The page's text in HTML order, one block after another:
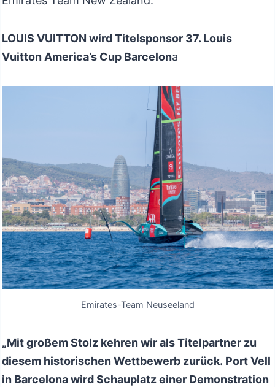
LOUIS VUITTON wird Titelsponsor 37. Louis
Vuitton America’s Cup Barcelona
Emirates-Team Neuseeland
„Mit großem Stolz kehren wir als Titelpartner zu
diesem historischen Wettbewerb zurück. Port Vell
in Barcelona wird Schauplatz einer Demonstration